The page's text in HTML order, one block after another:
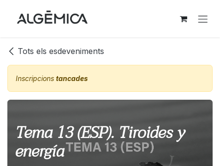
Tots els esdeveniments
Inscripcions tancades
Tema 13 (ESP). Tiroides y
energía